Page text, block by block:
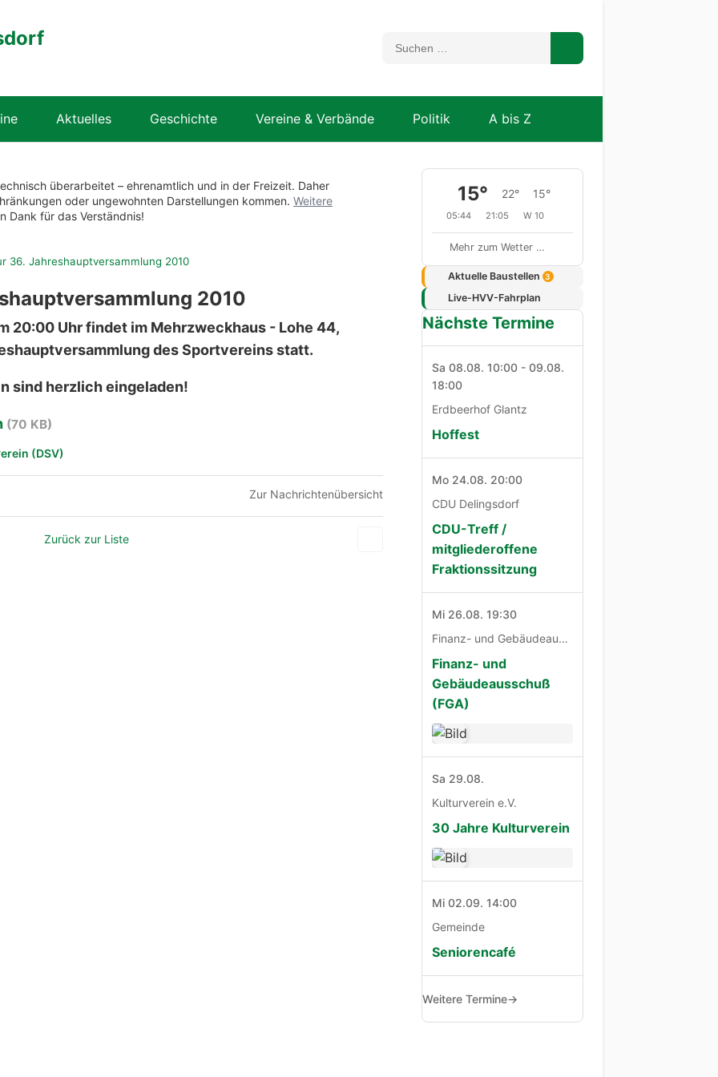
Aktuelles Geschichte Vereine & Verbände Politik A bis Z
überarbeitet – ehrenamtlich und in der Freizeit. Daher
oder ungewohnten Darstellungen kommen. Weitere
Dank für das Verständnis!
36. Jahreshauptversammlung 2010
2010
20:00 Uhr findet im Mehrzweckhaus - Lohe 44,
des Sportvereins statt.
sind herzlich eingeladen!
(70 KB)
(DSV)
Zur Nachrichtenübersicht
Zurück zur Liste
15° 22° 15°
05:44 21:05 W 10
Mehr zum Wetter …
Aktuelle Baustellen 3
Live-HVV-Fahrplan
Nächste Termine
Sa 08.08. 10:00 - 09.08.
18:00
Erdbeerhof Glantz
Hoffest
Mo 24.08. 20:00
CDU Delingsdorf
CDU-Treff /
mitgliederoffene
Fraktionssitzung
Mi 26.08. 19:30
Finanz- und Gebäudeausschuß
Finanz- und
Gebäudeausschuß
(FGA)
Sa 29.08.
Kulturverein e.V.
30 Jahre Kulturverein
Mi 02.09. 14:00
Gemeinde
Seniorencafé
Weitere Termine→